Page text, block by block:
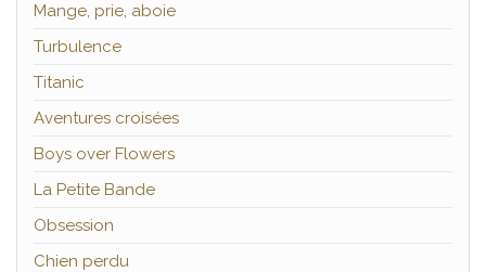
Mange, prie, aboie
Turbulence
Titanic
Aventures croisées
Boys over Flowers
La Petite Bande
Obsession
Chien perdu